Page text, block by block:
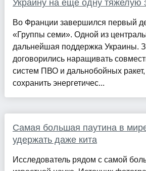
Украину на еще одну тяжелую
Во Франции завершился первый
«Группы семи». Одной из
дальнейшая поддержка Украины.
договорились наращивать
систем ПВО и дальнобойных
сохранить энергетичес...
Самая большая паутина в
удержать даже кита
Исследователь рядом с самой